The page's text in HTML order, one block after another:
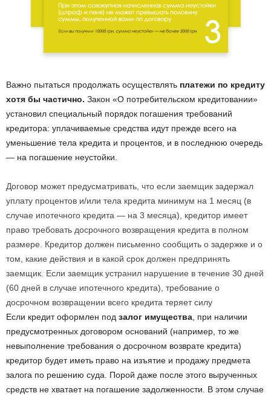
Важно пытаться продолжать осуществлять платежи по кредиту
хотя бы частично. Закон «О потребительском кредитовании»
установил специальный порядок погашения требований
кредитора: уплачиваемые средства идут прежде всего на
уменьшение тела кредита и процентов, и в последнюю очередь
— на погашение неустойки.
Договор может предусматривать, что если заемщик задержал
уплату процентов и/или тела кредита минимум на 1 месяц (в
случае ипотечного кредита — на 3 месяца), кредитор имеет
право требовать досрочного возвращения кредита в полном
размере. Кредитор должен письменно сообщить о задержке и о
том, какие действия и в какой срок должен предпринять
заемщик. Если заемщик устранил нарушение в течение 30 дней
(60 дней в случае ипотечного кредита), требование о
досрочном возвращении всего кредита теряет силу
Если кредит оформлен под залог имущества , при наличии
предусмотренных договором оснований (например, то же
невыполнение требования о досрочном возврате кредита)
кредитор будет иметь право на изъятие и продажу предмета
залога по решению суда. Порой даже после этого вырученных
средств не хватает на погашение задолженности. В этом случае